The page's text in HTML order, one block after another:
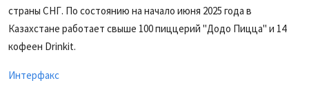
страны СНГ. По состоянию на начало июня 2025 года в
Казахстане работает свыше 100 пиццерий "Додо Пицца" и 14
кофеен Drinkit.
Интерфакс